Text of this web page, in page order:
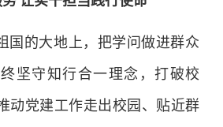
国的大地上，把学问做进群众
坚守知行合一理念，打破校
动党建工作走出校园、贴近群